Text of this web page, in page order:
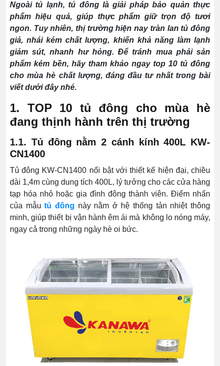
Ngoài tủ lạnh, tủ đông là giải pháp bảo quản thực
phẩm hiệu quả, giúp thực phẩm giữ trọn độ tươi
ngon. Tuy nhiên, thị trường hiện nay tràn lan tủ đông
giả, nhái kém chất lượng, khiến khả năng làm lạnh
giảm sút, nhanh hư hỏng. Để tránh mua phải sản
phẩm kém bền, hãy tham khảo ngay top 10 tủ đông
cho mùa hè chất lượng, đáng đầu tư nhất trong bài
viết dưới đây nhé.
1. TOP 10 tủ đông cho mùa hè
đang thịnh hành trên thị trường
1.1. Tủ đông nằm 2 cánh kính 400L KW-
CN1400
Tủ đông KW-CN1400 nổi bật với thiết kế hiện đại, chiều
dài 1,4m cùng dung tích 400L, lý tưởng cho các cửa hàng
tạp hóa nhỏ hoặc gia đình đông thành viên. Điểm nhấn
của mẫutủ đông này nằm ở hệ thống tản nhiệt thông
minh, giúp thiết bị vận hành êm ái mà không lo nóng máy,
ngay cả trong những ngày hè oi bức.